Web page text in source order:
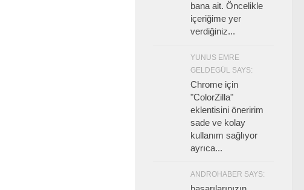
bana ait. Öncelikle
içeriğime yer
verdiğiniz...
YUNUS EMRE
GELDEGÜL SAYS:
Chrome için
"ColorZilla"
eklentisini öneririm
sade ve kolay
kullanım sağlıyor
ayrıca...
ANDROHABER SAYS: